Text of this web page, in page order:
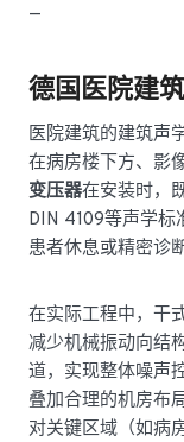
—
德国医院建
医院建筑的建筑声
在病房楼下方、影
变压器在安装时，
DIN 4109等声学标
患者休息或精密诊
在实际工程中，干
减少机械振动向结
道，实现整体噪声
叠加合理的机房布
对关键区域（如病